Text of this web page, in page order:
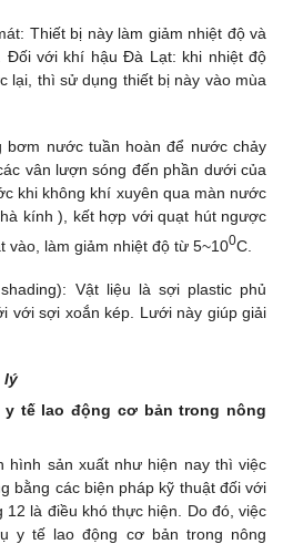
Thiết bị này làm giảm nhiệt độ và
Đối với khí hậu Đà Lạt: khi nhiệt độ
lại, thì sử dụng thiết bị này vào mùa
bơm nước tuần hoàn để nước chảy
vân lượn sóng đến phần dưới của
khi không khí xuyên qua màn nước
kính ), kết hợp với quạt hút ngược
vào, làm giảm nhiệt độ từ 5~100C.
Vật liệu là sợi plastic phủ
với sợi xoắn kép. Lưới này giúp giải
lý
y tế lao động cơ bản trong nông
hình sản xuất như hiện nay thì việc
bằng các biện pháp kỹ thuật đối với
là điều khó thực hiện. Do đó, việc
y tế lao động cơ bản trong nông